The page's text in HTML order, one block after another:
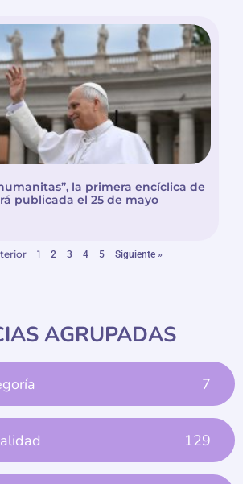
la primera encíclica de
publicada el 25 de mayo
1 2 3 4 5 Siguiente »
AGRUPADAS
7
129